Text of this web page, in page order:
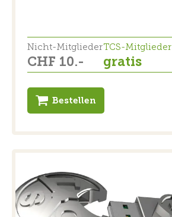
Nicht-Mitglieder
CHF 10.-
TCS-Mitglieder
gratis
Bestellen